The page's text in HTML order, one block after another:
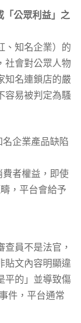
「公眾利益」之
、知名企業）的
社會對公眾人物
知名連鎖店的嚴
容易被判定為騷
企業產品缺陷
者權益，即使
，平台會給予
員不是法官，
貼文內容明顯違
平的」並導致傷
件，平台通常